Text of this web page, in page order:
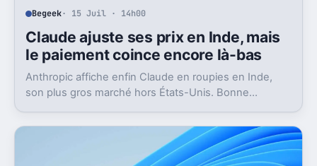
Begeek· 15 Juil · 14h00
Claude ajuste ses prix en Inde, mais
le paiement coince encore là-bas
Anthropic affiche enfin Claude en roupies en Inde,
son plus gros marché hors États-Unis. Bonne
abonnements.